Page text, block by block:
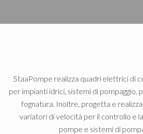
StaaPompe realizza quadri elettrici di
per impianti idrici, sistemi di pompaggio,
fognatura. Inoltre, progetta e
variatori di velocità per il controllo e
pompe e sistemi di